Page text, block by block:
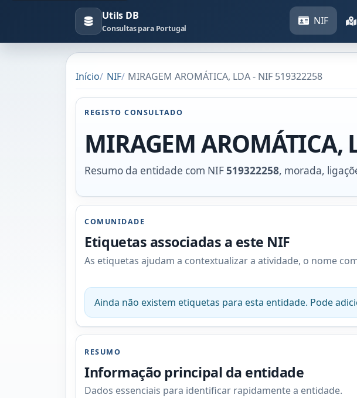
Utils DB
Consultas para Portugal
NIF
Início NIF MIRAGEM AROMÁTICA, LDA - NIF 519322258
REGISTO CONSULTADO
MIRAGEM AROMÁTICA,
Resumo da entidade com NIF519322258, morada,
COMUNIDADE
Etiquetas associadas a este NIF
As etiquetas ajudam a contextualizar a atividade, o nome
Ainda não existem etiquetas para esta entidade. Pode
RESUMO
Informação principal da entidade
Dados essenciais para identificar rapidamente a entidade.